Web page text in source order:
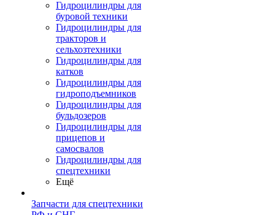
Гидроцилиндры для
буровой техники
Гидроцилиндры для
тракторов и
сельхозтехники
Гидроцилиндры для
катков
Гидроцилиндры для
гидроподъемников
Гидроцилиндры для
бульдозеров
Гидроцилиндры для
прицепов и
самосвалов
Гидроцилиндры для
спецтехники
Ещё
Запчасти для спецтехники